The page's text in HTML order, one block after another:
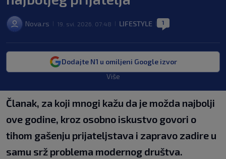
Nova.rs 19. svi. 2026. 07:48 LIFESTYLE 1
Dodajte N1 u omiljeni Google izvor
Više
Članak, za koji mnogi kažu da je možda najbolji
ove godine, kroz osobno iskustvo govori o
tihom gašenju prijateljstava i zapravo zadire u
samu srž problema modernog društva.